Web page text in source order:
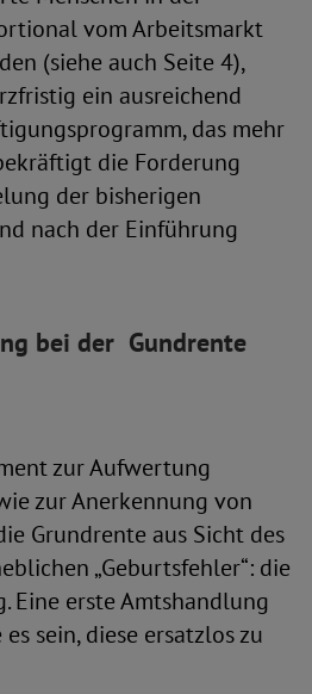
vom Arbeitsmarkt
(siehe auch Seite 4),
ein ausreichend
das mehr
die Forderung
der bisherigen
nach der Einführung
bei der Gundrente
zur Aufwertung
zur Anerkennung von
Grundrente aus Sicht des
„Geburtsfehler“: die
Eine erste Amtshandlung
sein, diese ersatzlos zu